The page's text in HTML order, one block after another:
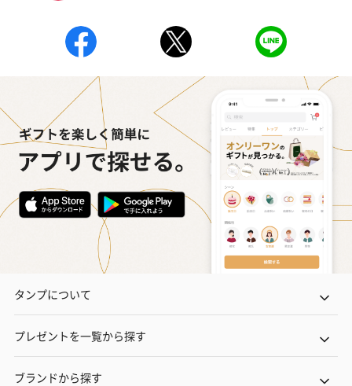
タンプについて
プレゼントを一覧から探す
ブランドから探す